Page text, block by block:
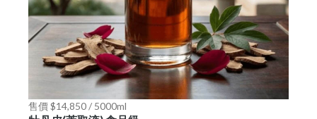
售價 $14,850 / 5000ml